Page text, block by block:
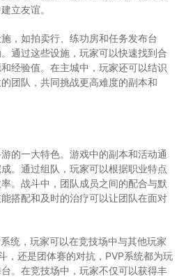
立友谊。
，如拍卖行、练功房和任务发布台
通过这些设施，玩家可以快速找到合
经验值。在主城中，玩家还可以结识
团队，共同挑战更高难度的副本和
的一大特色。游戏中的副本和活动通
。通过组队，玩家可以根据职业特点
。战斗中，团队成员之间的配合与默
搭配和及时的治疗可以让团队在面对
统，玩家可以在竞技场中与其他玩家
，还是团体赛的对抗，PVP系统都为玩
。在竞技场中，玩家不仅可以获得丰